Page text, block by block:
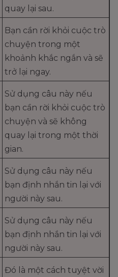
quay lại sau.
Bạn cần rời khỏi cuộc trò
chuyện trong một
khoảnh khắc ngắn và sẽ
trở lại ngay.
Sử dụng câu này nếu
bạn cần rời khỏi cuộc trò
chuyện và sẽ không
quay lại trong một thời
gian.
Sử dụng câu này nếu
bạn định nhắn tin lại với
người này sau.
Sử dụng câu này nếu
bạn định nhắn tin lại với
người này sau.
Đó là một cách tuyệt vời